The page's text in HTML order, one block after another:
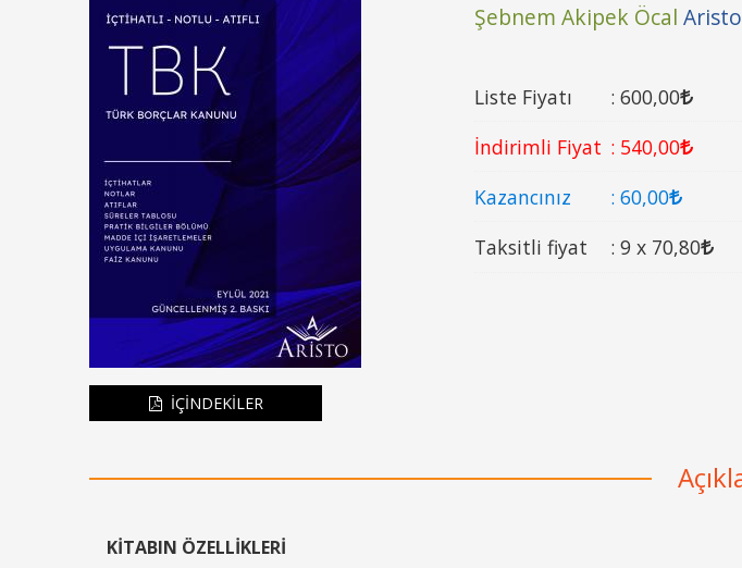
İÇİNDEKİLER
Şebnem Akipek Öcal
Liste Fiyatı : 600,00
İndirimli Fiyat : 540,00
Kazancınız
: 60,00
Taksitli fiyat
: 9 x 70,80
KİTABIN ÖZELLİKLERİ